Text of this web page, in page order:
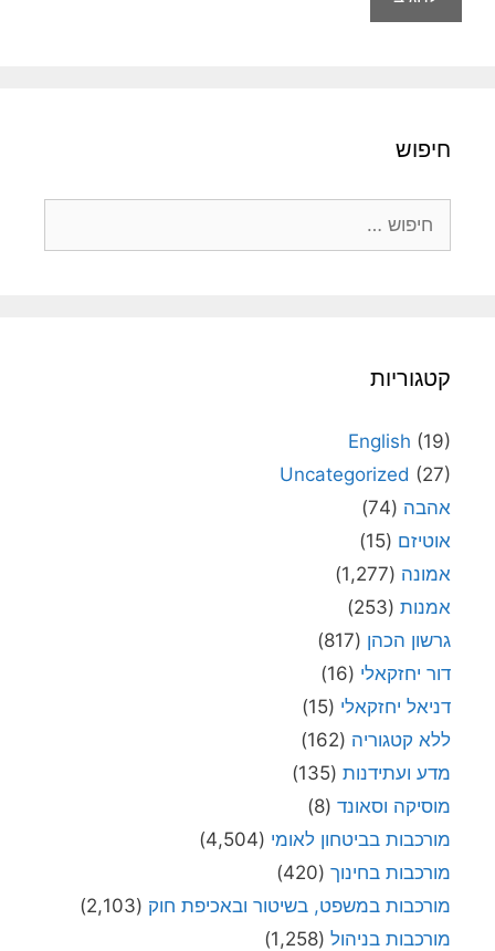
חיפוש
קטגוריות
English (19)
Uncategorized (27)
אהבה (74)
אוטיזם (15)
אמונה (1,277)
אמנות (253)
גרשון הכהן (817)
דור יחזקאלי (16)
דניאל יחזקאלי (15)
ללא קטגוריה (162)
מדע ועתידנות (135)
מוסיקה וסאונד (8)
מורכבות בביטחון לאומי (4,504)
מורכבות בחינוך (420)
מורכבות במשפט, בשיטור ובאכיפת חוק (2,103)
מורכבות בניהול (1,258)